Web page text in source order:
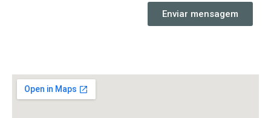
Enviar mensagem